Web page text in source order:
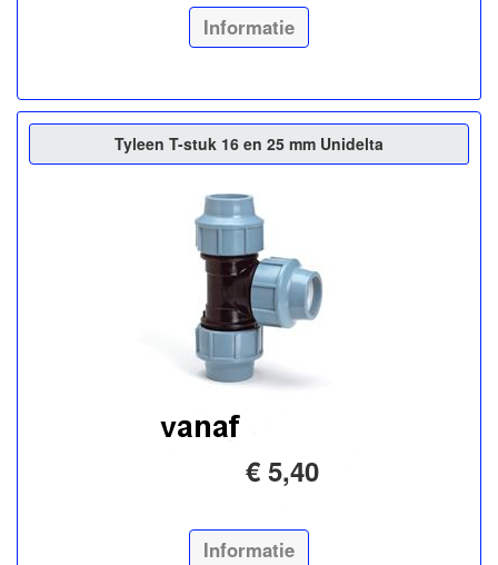
Informatie
Tyleen T-stuk 16 en 25 mm Unidelta
€ 5,40
Informatie